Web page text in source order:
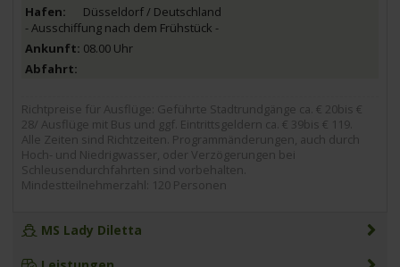
Düsseldorf / Deutschland
- Ausschiffung nach dem Frühstück -
08.00 Uhr
Richtpreise für Ausflüge: Geführte Stadtrundgänge ca. € 20bis €
28/ Ausflüge mit Bus und ggf. Eintrittsgeldern ca. € 39bis € 119.
Alle Zeiten sind Richtzeiten. Programmänderungen, auch durch
Hoch- und Niedrigwasser, oder Verzögerungen bei
Schleusendurchfahrten sind vorbehalten.
Mindestteilnehmerzahl: 120 Personen
MS Lady Diletta